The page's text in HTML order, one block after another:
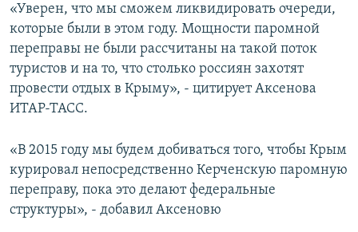
УКРАИНСКАЯ ПРОБЛЕМА КРЫМА
Все сайты RFE/RL
«Уверен, что мы сможем ликвидировать очереди,
которые были в этом году. Мощности паромной
переправы не были рассчитаны на такой поток
туристов и на то, что столько россиян захотят
провести отдых в Крыму», - цитирует Аксенова
ИТАР-ТАСС.
«В 2015 году мы будем добиваться того, чтобы Крым
курировал непосредственно Керченскую паромную
переправу, пока это делают федеральные
структуры», - добавил Аксеновю